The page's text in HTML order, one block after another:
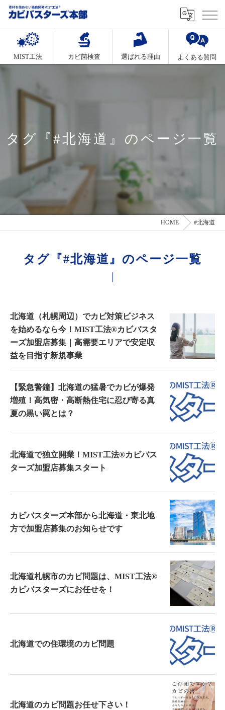
MIST工法 カビ菌検査 選ばれる理由 よくある質問
タグ『#北海道』のページ一覧
HOME #北海道
タグ『#北海道』のページ一覧
北海道（札幌周辺）でカビ対策ビジネス
を始めるなら今！MIST工法®カビバスタ
ーズ加盟店募集｜高需要エリアで安定収
益を目指す新規事業
【緊急警鐘】北海道の猛暑でカビが爆発
増殖！高気密・高断熱住宅に忍び寄る真
夏の黒い罠とは？
北海道で独立開業！MIST工法®カビバス
ターズ加盟店募集スタート
カビバスターズ本部から北海道・東北地
方で加盟店募集のお知らせです
北海道札幌市のカビ問題は、MIST工法®
カビバスターズにお任せを！
北海道での住環境のカビ問題
北海道のカビ問題お任せ下さい！